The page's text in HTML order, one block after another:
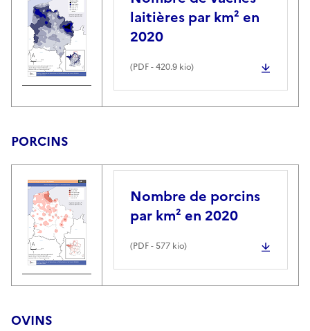
laitières par km² en
2020
(PDF- 420.9 kio)
PORCINS
Nombre de porcins
par km² en 2020
(PDF- 577 kio)
OVINS